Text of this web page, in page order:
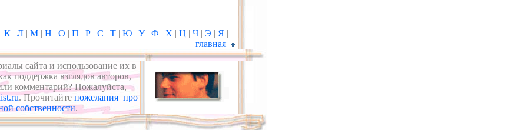
| К | Л | М | Н | О | П | Р | С | Т | Ю | У| Ф | Х | Ц | Ч | Э | Я |
главная|
сайта и использование их в
поддержка взглядов авторов,
комментарий? Пожалуйста,
. Прочитайте пожелания про
собственности.